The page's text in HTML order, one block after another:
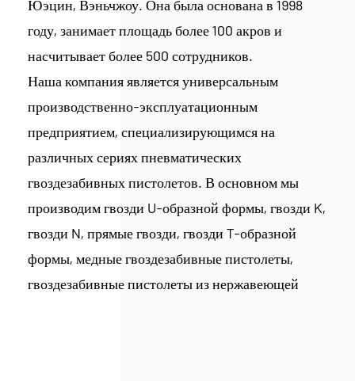
Юэцин, Вэньчжоу. Она была основана в 1998
году, занимает площадь более 100 акров и
насчитывает более 500 сотрудников.
Наша компания является универсальным
производственно-эксплуатационным
предприятием, специализирующимся на
различных сериях пневматических
гвоздезабивных пистолетов. В основном мы
производим гвозди U-образной формы, гвозди K,
гвозди N, прямые гвозди, гвозди T-образной
формы, медные гвоздезабивные пистолеты,
гвоздезабивные пистолеты из нержавеющей